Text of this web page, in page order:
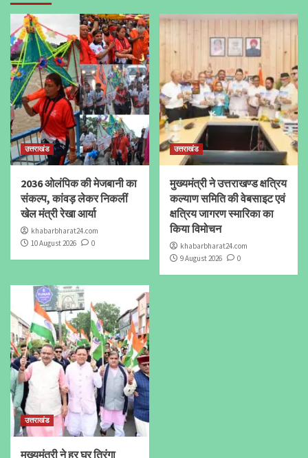
उत्तराखंड
2036 ओलंपिक की मेजबानी का
संकल्प, कांवड़ लेकर निकलीं
खेल मंत्री रेखा आर्या
khabarbharat24.com
10 August 2026
0
उत्तराखंड
मुख्यमंत्री ने उत्तराखण्ड क्षत्रिय
कल्याण समिति की वेबसाइट एवं
क्षत्रिय जागरण स्मारिका का
किया विमोचन
khabarbharat24.com
9 August 2026
0
उत्तराखंड
मुख्यमंत्री ने हर घर तिरंगा